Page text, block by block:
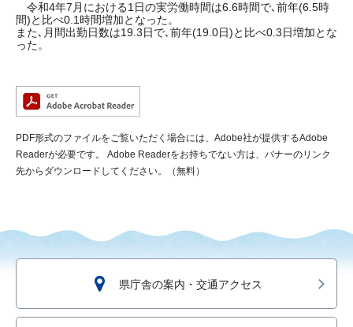
令和4年7月における1日の実労働時間は6.6時間で､前年(6.5時
間)と比べ0.1時間増加となった。
また､月間出勤日数は19.3日で､前年(19.0日)と比べ0.3日増加とな
った。
PDF形式のファイルをご覧いただく場合には、Adobe社が提供するAdobe
Readerが必要です。
Adobe Readerをお持ちでない方は、バナーのリンク
先からダウンロードしてください。（無料）
県庁舎の案内・交通アクセス